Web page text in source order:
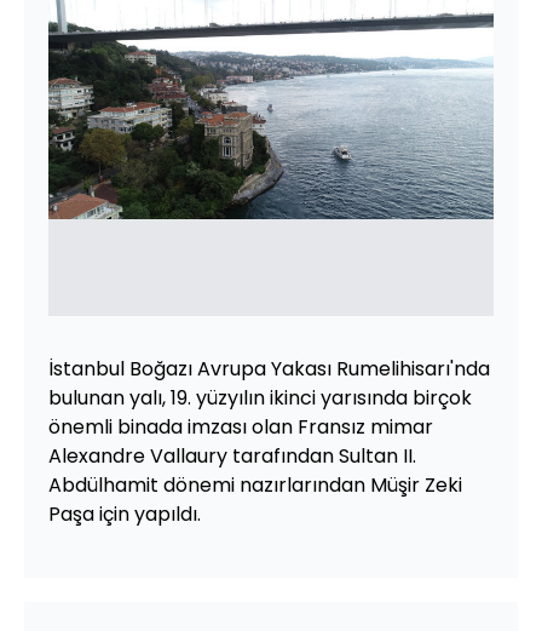
İstanbul Boğazı Avrupa Yakası Rumelihisarı'nda
bulunan yalı, 19. yüzyılın ikinci yarısında birçok
önemli binada imzası olan Fransız mimar
Alexandre Vallaury tarafından Sultan II.
Abdülhamit dönemi nazırlarından Müşir Zeki
Paşa için yapıldı.